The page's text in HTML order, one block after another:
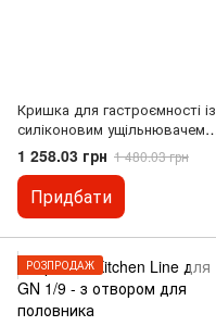
Кришка для гастроємності із
силіконовим ущільнювачем
GN 1/3 нержавіюча сталь,
Presto Ware
1 258.03 грн 1 480.03 грн
Придбати
РОЗПРОДАЖ